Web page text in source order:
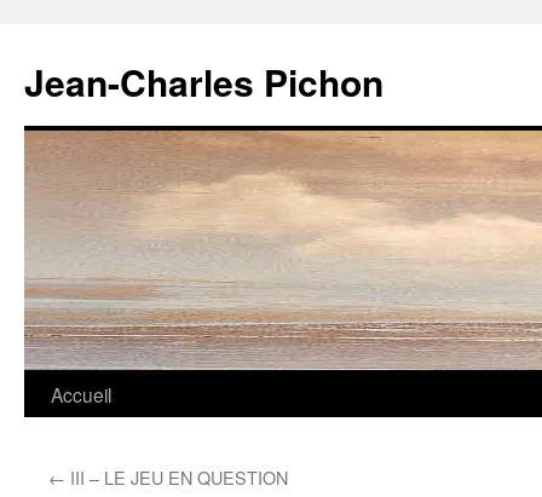
Jean-Charles Pichon
Aller
contenu
Accueil
← III – LE JEU EN QUESTION